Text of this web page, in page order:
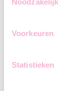
Voorkeuren
Statistieken